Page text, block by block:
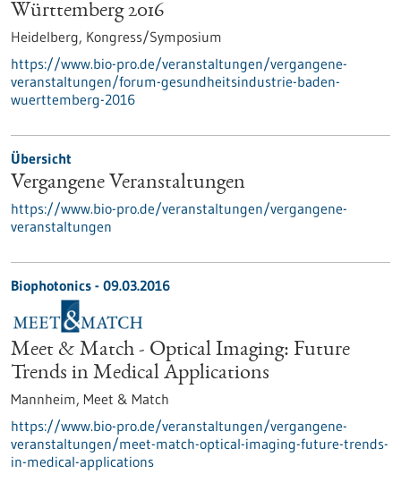
Württemberg 2016
Heidelberg, Kongress/Symposium
https://www.bio-pro.de/veranstaltungen/vergangene-
veranstaltungen/forum-gesundheitsindustrie-baden-
wuerttemberg-2016
Übersicht
Vergangene Veranstaltungen
https://www.bio-pro.de/veranstaltungen/vergangene-
veranstaltungen
Biophotonics - 09.03.2016
Meet & Match - Optical Imaging: Future
Trends in Medical Applications
Mannheim, Meet & Match
https://www.bio-pro.de/veranstaltungen/vergangene-
veranstaltungen/meet-match-optical-imaging-future-trends-
in-medical-applications